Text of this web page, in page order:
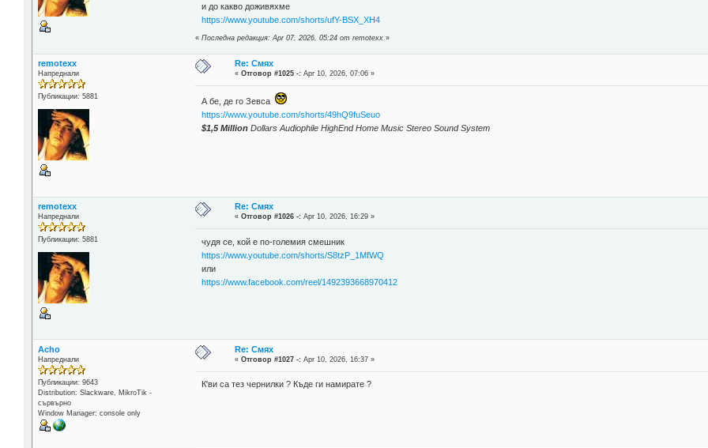
и до какво доживяхме
https://www.youtube.com/shorts/ufY-BSX_XH4
«Последна редакция: Apr 07, 2026, 05:24 от remotexx »
remotexx
Напреднали
Публикации: 5881
Re: Смях
«Отговор #1025 -: Apr 10, 2026, 07:06 »
А бе, де го Зевса
https://www.youtube.com/shorts/49hQ9fuSeuo
$1,5 Million Dollars Audiophile HighEnd Home Music Stereo Sound System
remotexx
Напреднали
Публикации: 5881
Re: Смях
«Отговор #1026 -: Apr 10, 2026, 16:29 »
чудя се, кой е по-големия смешник
https://www.youtube.com/shorts/S8tzP_1MfWQ
или
https://www.facebook.com/reel/1492393668970412
Acho
Напреднали
Публикации: 9643
Distribution: Slackware, MikroTik -
сървърно
Window Manager: console only
Re: Смях
«Отговор #1027 -: Apr 10, 2026, 16:37 »
К'ви са тез чернилки ? Къде ги намирате ?